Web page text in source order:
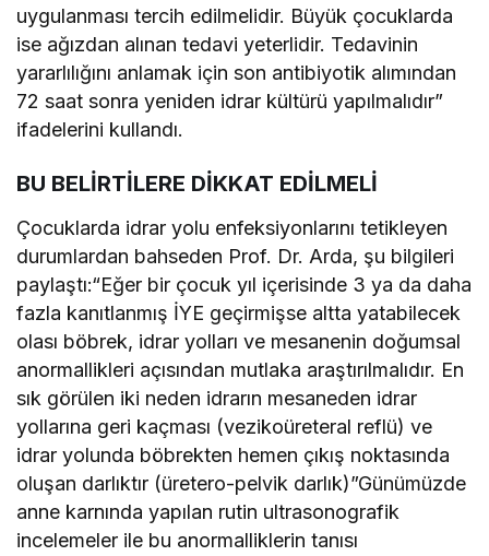
uygulanması tercih edilmelidir. Büyük çocuklarda
ise ağızdan alınan tedavi yeterlidir. Tedavinin
yararlılığını anlamak için son antibiyotik alımından
72 saat sonra yeniden idrar kültürü yapılmalıdır”
ifadelerini kullandı.
BU BELİRTİLERE DİKKAT EDİLMELİ
Çocuklarda idrar yolu enfeksiyonlarını tetikleyen
durumlardan bahseden Prof. Dr. Arda, şu bilgileri
paylaştı:“Eğer bir çocuk yıl içerisinde 3 ya da daha
fazla kanıtlanmış İYE geçirmişse altta yatabilecek
olası böbrek, idrar yolları ve mesanenin doğumsal
anormallikleri açısından mutlaka araştırılmalıdır. En
sık görülen iki neden idrarın mesaneden idrar
yollarına geri kaçması (vezikoüreteral reflü) ve
idrar yolunda böbrekten hemen çıkış noktasında
oluşan darlıktır (üretero-pelvik darlık)”Günümüzde
anne karnında yapılan rutin ultrasonografik
incelemeler ile bu anormalliklerin tanısı